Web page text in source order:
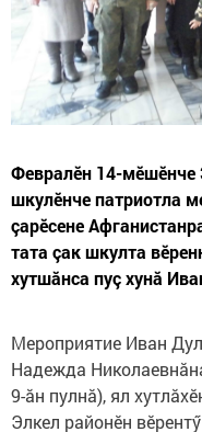
Февралӗн 14-мӗшӗнче
шкулӗнче патриотла
çарӗсене
тата çак шкулта
хутшăнса пуç хунă
Мероприятие Иван
Надежда
9-ăн пулнă), ял
Элкел районӗн